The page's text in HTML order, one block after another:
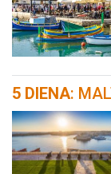
5 DIENA: